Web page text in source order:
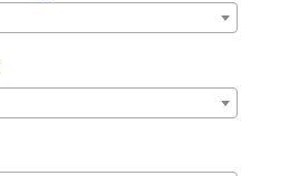
main
instead.